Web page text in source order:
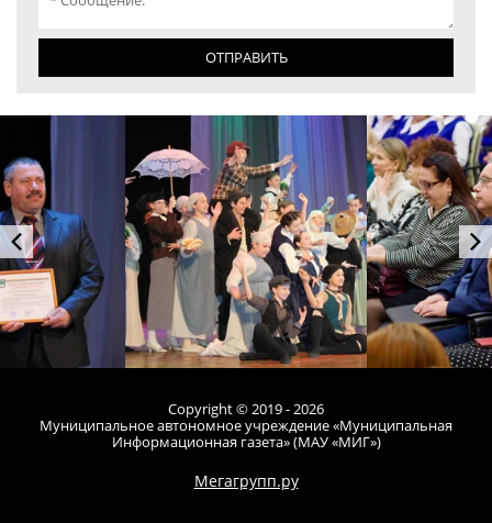
ОТПРАВИТЬ
Copyright © 2019 - 2026
Муниципальное автономное учреждение «Муниципальная
Информационная газета» (МАУ «МИГ»)
Мегагрупп.ру